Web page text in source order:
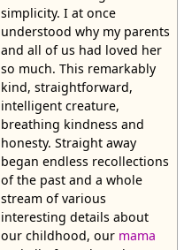
simplicity. I at once
understood why my parents
and all of us had loved her
so much. This remarkably
kind, straightforward,
intelligent creature,
breathing kindness and
honesty. Straight away
began endless recollections
of the past and a whole
stream of various
interesting details about
our childhood, our mama